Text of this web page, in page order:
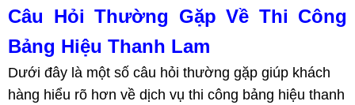
Câu Hỏi Thường Gặp Về Thi Công
Bảng Hiệu Thanh Lam
Dưới đây là một số câu hỏi thường gặp giúp khách
hàng hiểu rõ hơn về dịch vụ thi công bảng hiệu thanh